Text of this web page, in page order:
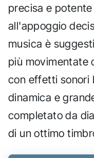
precisa e
all'appoggio
musica è
più movimentate
con effetti sonori
dinamica e
completato da
di un ottimo